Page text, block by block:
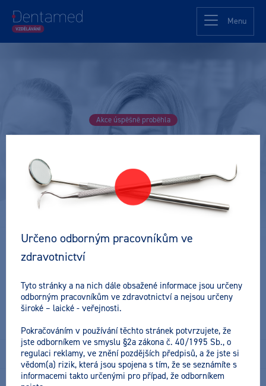
Menu
Akce úspěšně proběhla
Ženy ve stomatologii
Konference Zubní lékař Pro všechny 6 ČSK
10. 11. - 12. 11. 2025 - Online
Cena včetně DPH:
4990 Kč
Online konference
10. 11. - 12. 11. 2025 - Online Akce úspěšně proběhla
Určeno odborným pracovníkům ve
zdravotnictví
Tyto stránky a na nich dále obsažené informace jsou určeny
odborným pracovníkům ve zdravotnictví a nejsou určeny
široké – laické - veřejnosti.
Pokračováním v používání těchto stránek potvrzujete, že
jste odborníkem ve smyslu §2a zákona č. 40/1995 Sb., o
regulaci reklamy, ve znění pozdějších předpisů, a že jste si
vědom(a) rizik, která jsou spojena s tím, že se seznámíte s
informacemi takto určenými pro případ, že odborníkem